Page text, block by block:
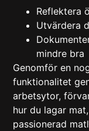
Reflektera
Utvärdera
mindre bra
Genomför en
funktionalitet
arbetsytor,
hur du lagar
passionerad